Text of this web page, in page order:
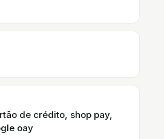
de crédito, shop pay,
oay